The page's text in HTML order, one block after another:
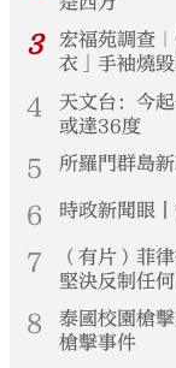
3
宏福苑調查
衣」手袖燒
4
天文台：今
或達36度
5 所羅門群島
6 時政新聞眼
7
（有片）菲
堅決反制任
8
泰國校園槍
槍擊事件